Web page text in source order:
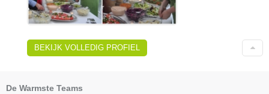
BEKIJK VOLLEDIG PROFIEL
De Warmste Teams